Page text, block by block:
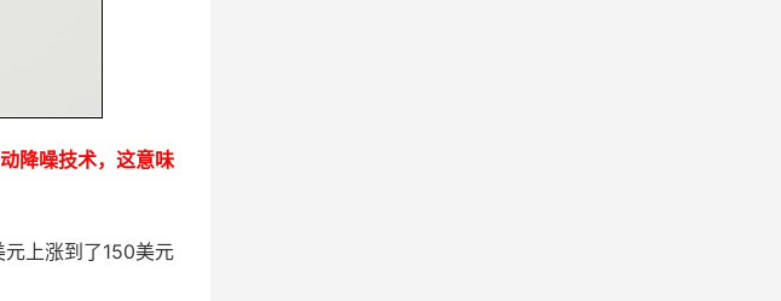
降噪技术，这意味
上涨到了150美元